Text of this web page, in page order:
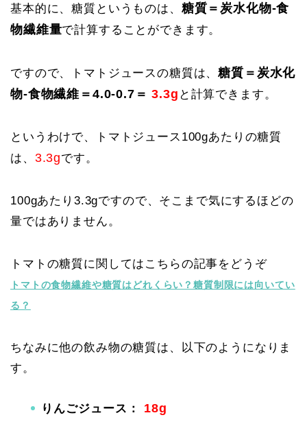
基本的に、糖質というものは、 糖質＝炭水化物-食
物繊維量で計算することができます。
ですので、トマトジュースの糖質は、糖質＝炭水化
物-食物繊維＝4.0-0.7＝ 3.3g と計算できます。
というわけで、トマトジュース100gあたりの糖質
は、 3.3gです。
100gあたり3.3gですので、そこまで気にするほどの
量ではありません。
トマトの糖質に関してはこちらの記事をどうぞ
トマトの食物繊維や糖質はどれくらい？糖質制限には向いてい
る？
ちなみに他の飲み物の糖質は、以下のようになりま
す。
りんごジュース： 18g